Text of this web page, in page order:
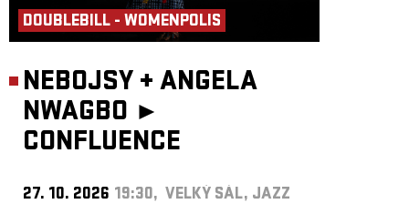
DOUBLEBILL - WOMENPOLIS
NEBOJSY + ANGELA
NWAGBO ►
CONFLUENCE
27. 10. 2026 19:30, VELKÝ SÁL, JAZZ